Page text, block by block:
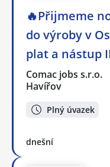
🔥Přijmeme
do výroby v
plat a nástup
Comac jobs s.r.o.
Havířov
Plný úvazek
dnešní